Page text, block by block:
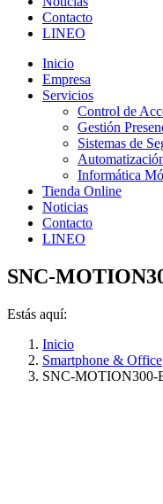
Contacto
LINEO
Inicio
Empresa
Servicios
Control de
Gestión
Sistemas de
Informática
Tienda Online
Noticias
Contacto
LINEO
SNC-
Estás aquí:
Inicio
Smartphone & Office
SNC-MOTION300-